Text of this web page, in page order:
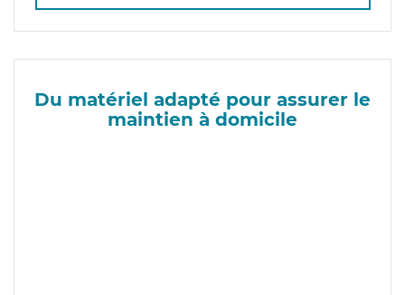
Du matériel adapté pour assurer le
maintien à domicile